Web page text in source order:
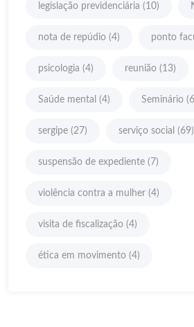
legislação previdenciária (10)
nota de repúdio (4) ponto
psicologia (4) reunião (13)
Saúde mental (4) Seminário
sergipe (27) serviço social (69)
suspensão de expediente (7)
violência contra a mulher (4)
visita de fiscalização (4)
ética em movimento (4)